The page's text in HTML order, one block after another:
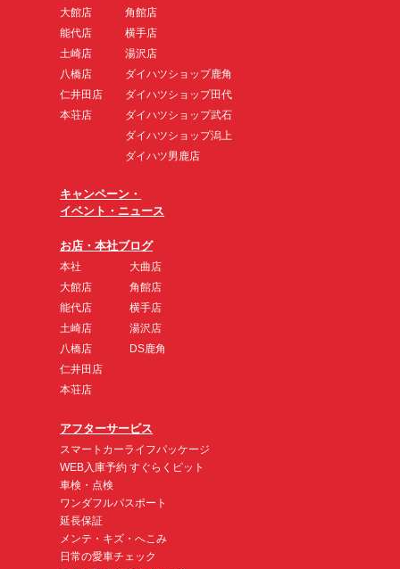
大館店
能代店
土崎店
八橋店
仁井田店
本荘店
角館店
横手店
湯沢店
ダイハツショップ鹿角
ダイハツショップ田代
ダイハツショップ武石
ダイハツショップ潟上
ダイハツ男鹿店
キャンペーン・
イベント・ニュース
お店・本社ブログ
本社
大館店
能代店
土崎店
八橋店
仁井田店
本荘店
大曲店
角館店
横手店
湯沢店
DS鹿角
アフターサービス
スマートカーライフパッケージ
WEB入庫予約 すぐらくピット
車検・点検
ワンダフルパスポート
延長保証
メンテ・キズ・へこみ
日常の愛車チェック